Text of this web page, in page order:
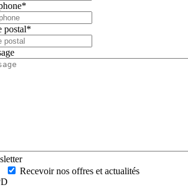
*
postal*
Recevoir nos offres et actualités